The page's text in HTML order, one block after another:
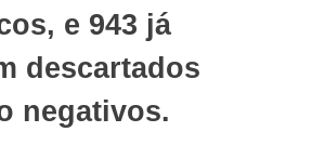
e 943 já
descartados
negativos.